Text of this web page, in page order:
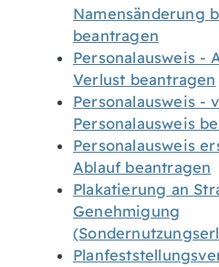
Namensänderung
beantragen
Personalausweis -
Verlust beantragen
Personalausweis -
Personalausweis
Personalausweis
Ablauf beantragen
Plakatierung an
Genehmigung